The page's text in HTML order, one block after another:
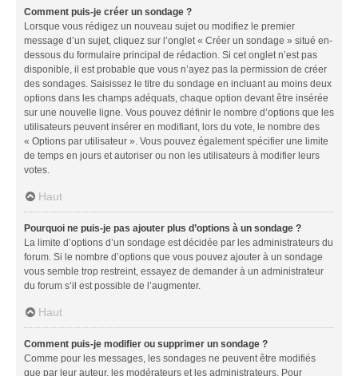
Comment puis-je créer un sondage ?
Lorsque vous rédigez un nouveau sujet ou modifiez le premier
message d’un sujet, cliquez sur l’onglet « Créer un sondage » situé en-
dessous du formulaire principal de rédaction. Si cet onglet n’est pas
disponible, il est probable que vous n’ayez pas la permission de créer
des sondages. Saisissez le titre du sondage en incluant au moins deux
options dans les champs adéquats, chaque option devant être insérée
sur une nouvelle ligne. Vous pouvez définir le nombre d’options que les
utilisateurs peuvent insérer en modifiant, lors du vote, le nombre des
« Options par utilisateur ». Vous pouvez également spécifier une limite
de temps en jours et autoriser ou non les utilisateurs à modifier leurs
votes.
Haut
Pourquoi ne puis-je pas ajouter plus d’options à un sondage ?
La limite d’options d’un sondage est décidée par les administrateurs du
forum. Si le nombre d’options que vous pouvez ajouter à un sondage
vous semble trop restreint, essayez de demander à un administrateur
du forum s’il est possible de l’augmenter.
Haut
Comment puis-je modifier ou supprimer un sondage ?
Comme pour les messages, les sondages ne peuvent être modifiés
que par leur auteur, les modérateurs et les administrateurs. Pour